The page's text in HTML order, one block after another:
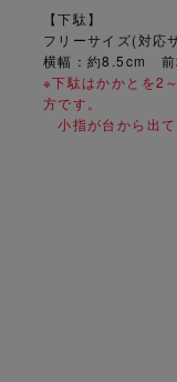
【下駄】
フリーサイズ(対
横幅：約8.5cm 前
※下駄はかかとを2
方です。
小指が台から出て